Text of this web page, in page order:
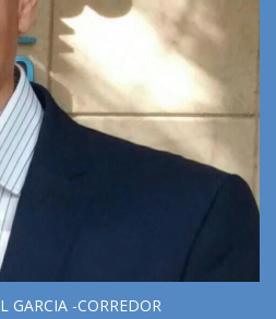
GARCIA -CORREDOR